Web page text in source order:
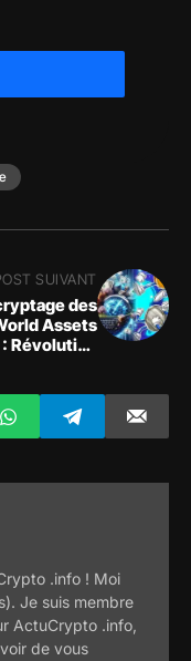
SUIVANT
des
Assets
Révolution
.info ! Moi
Je suis membre
ActuCrypto .info,
de vous